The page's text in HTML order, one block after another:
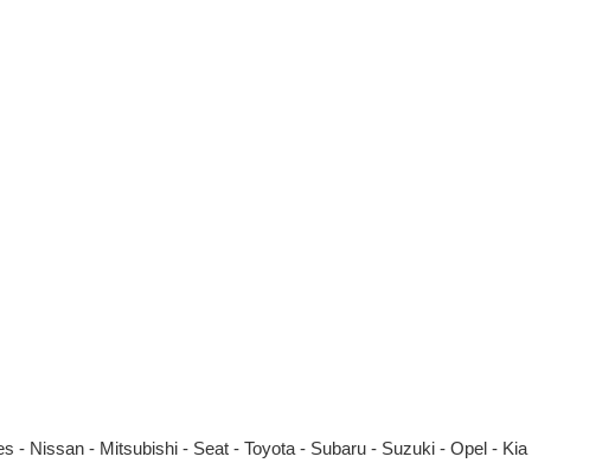
- Nissan - Mitsubishi - Seat - Toyota - Subaru - Suzuki - Opel - Kia